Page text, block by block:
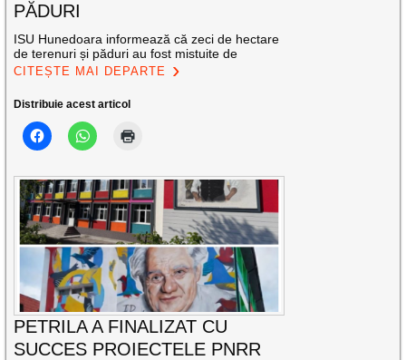
PĂDURI
ISU Hunedoara informează că zeci de hectare
de terenuri și păduri au fost mistuite de
CITEȘTE MAI DEPARTE
Distribuie acest articol
PETRILA A FINALIZAT CU
SUCCES PROIECTELE PNRR